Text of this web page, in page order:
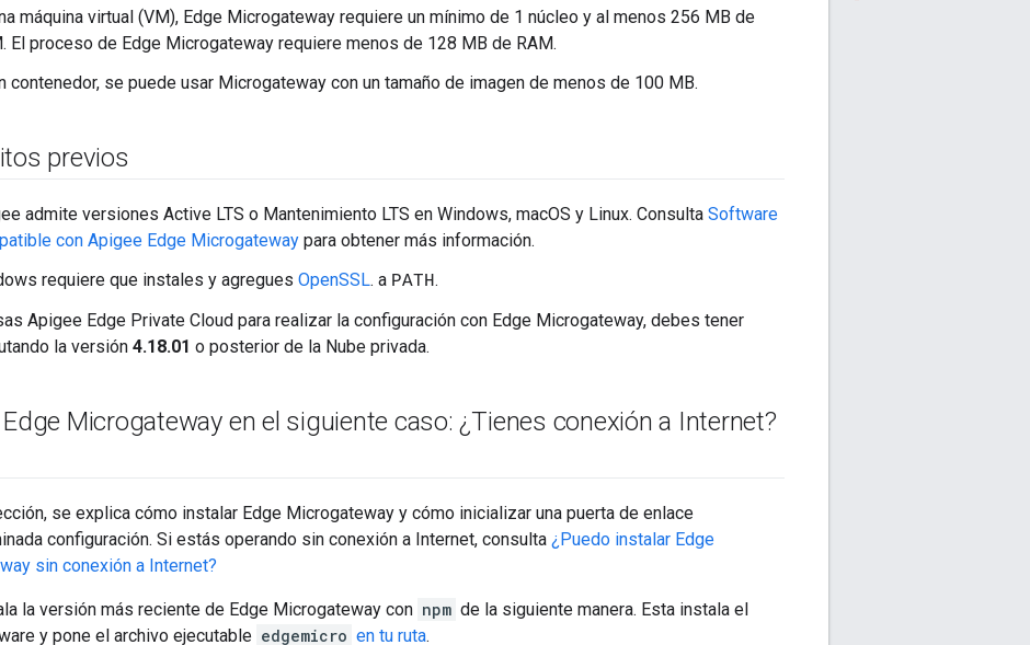
máquina virtual (VM), Edge Microgateway requiere un mínimo de 1 núcleo y al menos 256 MB de
El proceso de Edge Microgateway requiere menos de 128 MB de RAM.
contenedor, se puede usar Microgateway con un tamaño de imagen de menos de 100 MB.
previos
admite versiones Active LTS o Mantenimiento LTS en Windows, macOS y Linux. Consulta Software
con Apigee Edge Microgateway para obtener más información.
requiere que instales y agregues OpenSSL. a PATH.
Apigee Edge Private Cloud para realizar la configuración con Edge Microgateway, debes tener
la versión 4.18.01 o posterior de la Nube privada.
Microgateway en el siguiente caso: ¿Tienes conexión a Internet?
se explica cómo instalar Edge Microgateway y cómo inicializar una puerta de enlace
configuración. Si estás operando sin conexión a Internet, consulta ¿Puedo instalar Edge
sin conexión a Internet?
la versión más reciente de Edge Microgateway con npm de la siguiente manera. Esta instala el
y pone el archivo ejecutable edgemicro en tu ruta.